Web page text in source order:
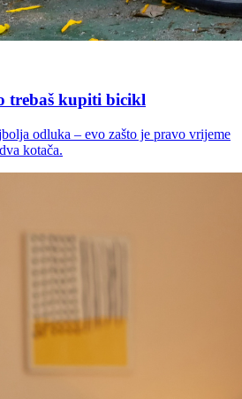
trebaš kupiti bicikl
odluka – evo zašto je pravo vrijeme
kotača.